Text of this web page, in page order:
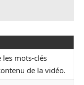
mots-clés
de la vidéo.